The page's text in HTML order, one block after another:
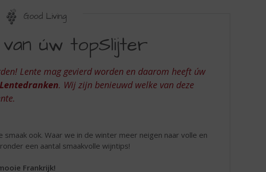
Good Living
úw topSlijter
Lente mag gevierd worden en daarom heeft úw
Lentedranken. Wij zijn benieuwd welke van deze
ook. Waar we in de winter meer neigen naar volle en
een aantal smaakvolle wijntips!
Frankrijk!